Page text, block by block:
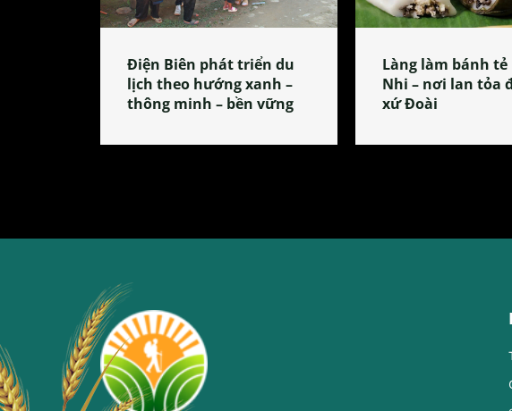
Điện Biên phát triển du
lịch theo hướng xanh –
thông minh – bền vững
Làng làm bánh tẻ
Nhi – nơi lan tỏa
xứ Đoài